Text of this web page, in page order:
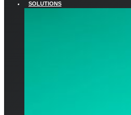
SOLUTIONS